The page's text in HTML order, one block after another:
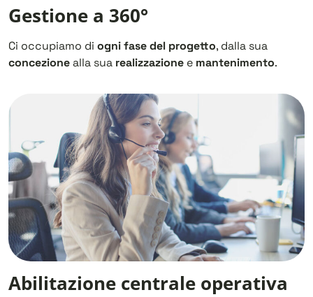
Gestione a 360°
Ci occupiamo di ogni fase del progetto, dalla sua
concezionealla sua realizzazione e mantenimento.
Abilitazione centrale operativa